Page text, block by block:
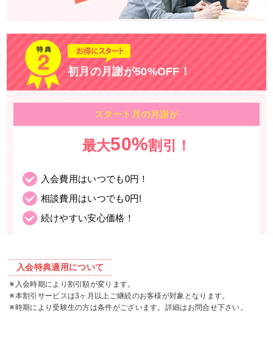
初月の月謝が50%OFF！
スタート月の月謝が
最大50%割引！
入会費用はいつでも0円！
相談費用はいつでも0円!
続けやすい安心価格！
入会特典適用について
※入会時期により割引額が変ります。
※本割引サービスは3ヶ月以上ご継続のお客様が対象となります。
※時期により受験生の方は条件がございます。詳細はお問合せ下さい。